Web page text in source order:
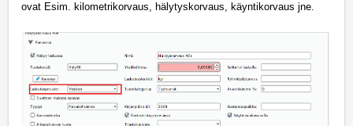
ovat Esim. kilometrikorvaus, hälytyskorvaus, käyntikorvaus jne.